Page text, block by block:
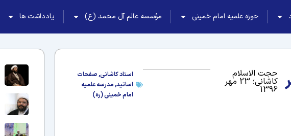
حوزه علمیه امام خمینی مؤسسه عالم آل محمد (ع) یادداشت ها
حجت الاسلام
کاشانی؛ 23 مهر
1396
استاد کاشانی,صفحات
اساتید,مدرسه علمیه
امام خمینی (ره)